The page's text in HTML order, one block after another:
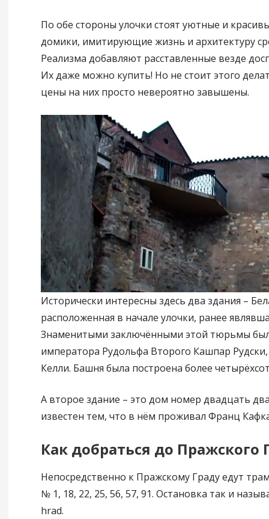
По обе стороны улочки стоят уютные и
домики, имитирующие жизнь и архитектуру
Реализма добавляют расставленные везде
Их даже можно купить! Но не стоит этого
цены на них просто невероятно завышены.
Исторически интересны здесь два здания –
расположенная в начале улочки, ранее
Знаменитыми заключёнными этой тюрьмы
императора Рудольфа Второго Кашпар
Келли. Башня была построена более
А второе здание – это дом номер двадцать
известен тем, что в нём проживал Франц
Как добраться до Пражского
Непосредственно к Пражскому Граду едут
№ 1, 18, 22, 25, 56, 57, 91. Остановка так и
hrad.